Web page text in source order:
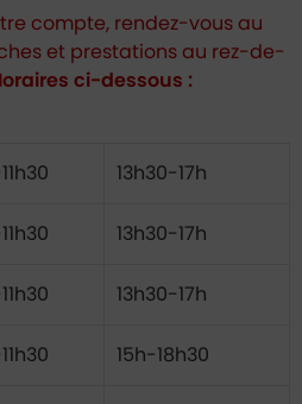
compte, rendez-vous au
et prestations au rez-de-
ci-dessous :
13h30-17h
13h30-17h
13h30-17h
15h-18h30